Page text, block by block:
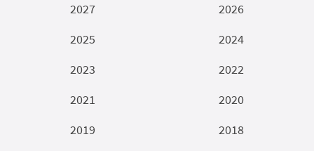
2027
2026
2025
2024
2023
2022
2021
2020
2019
2018